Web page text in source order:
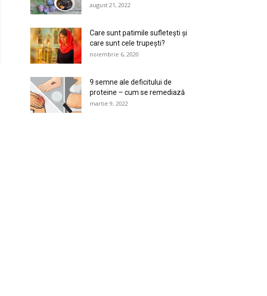
august 21, 2022
Care sunt patimile sufletești și
care sunt cele trupești?
noiembrie 6, 2020
9 semne ale deficitului de
proteine – cum se remediază
martie 9, 2022